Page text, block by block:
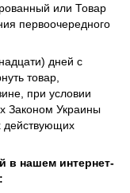
или Товар
первоочередного
дней с
товар,
при условии
Законом Украины
действующих
в нашем интернет-